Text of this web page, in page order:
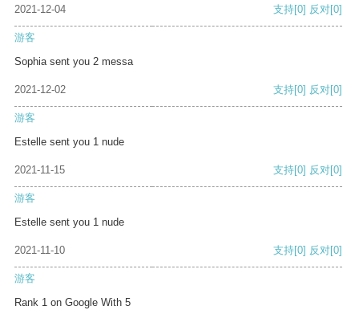
2021-12-04 支持[0] 反对[0]
游客
Sophia sent you 2 messa
2021-12-02 支持[0] 反对[0]
游客
Estelle sent you 1 nude
2021-11-15 支持[0] 反对[0]
游客
Estelle sent you 1 nude
2021-11-10 支持[0] 反对[0]
游客
Rank 1 on Google With 5